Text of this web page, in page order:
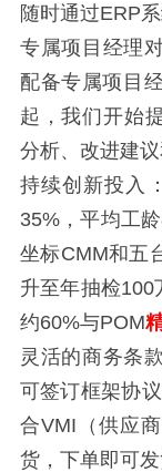
随时通过ERP
专属项目经理
配备专属项目
起，我们开始
分析、改进建议
持续创新投入
35%，平均工
坐标CMM和五
升至年抽检100
约60%与POM
灵活的商务条
可签订框架协
合VMI（供应
货，下单即可发